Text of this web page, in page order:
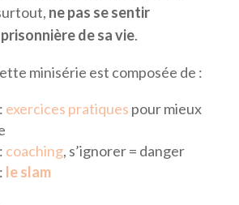
ne pas se sentir
de sa vie.
minisérie est composée de :
exercices pratiques pour mieux
coaching, s’ignorer = danger
le slam